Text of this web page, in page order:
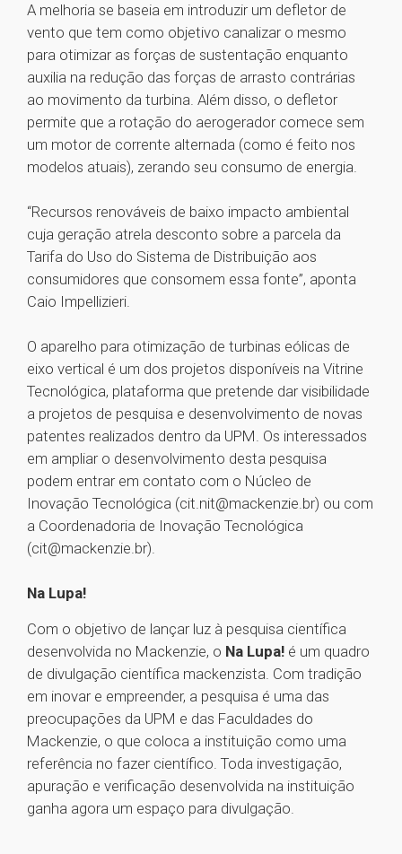
A melhoria se baseia em introduzir um defletor de
vento que tem como objetivo canalizar o mesmo
para otimizar as forças de sustentação enquanto
auxilia na redução das forças de arrasto contrárias
ao movimento da turbina. Além disso, o defletor
permite que a rotação do aerogerador comece sem
um motor de corrente alternada (como é feito nos
modelos atuais), zerando seu consumo de energia.
“Recursos renováveis de baixo impacto ambiental
cuja geração atrela desconto sobre a parcela da
Tarifa do Uso do Sistema de Distribuição aos
consumidores que consomem essa fonte”, aponta
Caio Impellizieri.
O aparelho para otimização de turbinas eólicas de
eixo vertical é um dos projetos disponíveis na Vitrine
Tecnológica, plataforma que pretende dar visibilidade
a projetos de pesquisa e desenvolvimento de novas
patentes realizados dentro da UPM. Os interessados
em ampliar o desenvolvimento desta pesquisa
podem entrar em contato com o Núcleo de
Inovação Tecnológica (cit.nit@mackenzie.br) ou com
a Coordenadoria de Inovação Tecnológica
(cit@mackenzie.br).
Na Lupa!
Com o objetivo de lançar luz à pesquisa científica
desenvolvida no Mackenzie, o Na Lupa! é um quadro
de divulgação científica mackenzista. Com tradição
em inovar e empreender, a pesquisa é uma das
preocupações da UPM e das Faculdades do
Mackenzie, o que coloca a instituição como uma
referência no fazer científico. Toda investigação,
apuração e verificação desenvolvida na instituição
ganha agora um espaço para divulgação.